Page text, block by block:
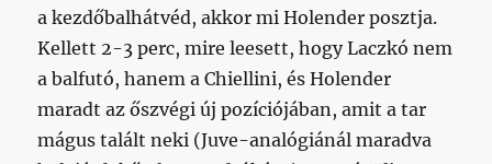
a kezdőbalhátvéd, akkor mi Holender posztja.
Kellett 2-3 perc, mire leesett, hogy Laczkó nem
a balfutó, hanem a Chiellini, és Holender
maradt az őszvégi új pozíciójában, amit a tar
mágus talált neki (Juve-analógiánál maradva